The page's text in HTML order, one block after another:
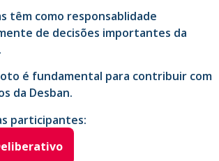
têm como responsablidade
de decisões importantes da
é fundamental para contribuir com
da Desban.
participantes: